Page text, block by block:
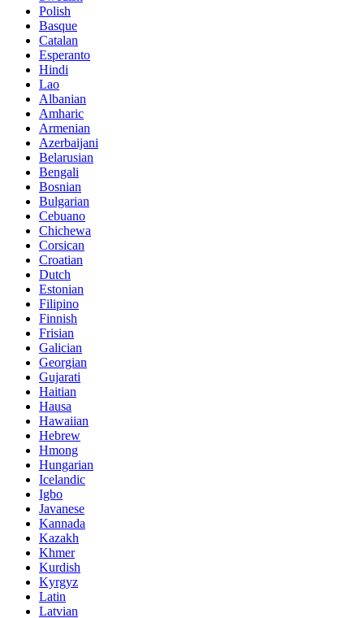
Polish
Basque
Catalan
Esperanto
Hindi
Lao
Albanian
Amharic
Armenian
Azerbaijani
Belarusian
Bengali
Bosnian
Bulgarian
Cebuano
Chichewa
Corsican
Croatian
Dutch
Estonian
Filipino
Finnish
Frisian
Galician
Georgian
Gujarati
Haitian
Hausa
Hawaiian
Hebrew
Hmong
Hungarian
Icelandic
Igbo
Javanese
Kannada
Kazakh
Khmer
Kurdish
Kyrgyz
Latin
Latvian